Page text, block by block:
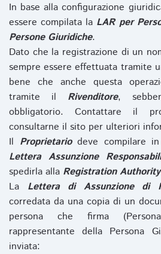
In base alla configurazione
essere compilata la LAR per
Persone Giuridiche.
Dato che la registrazione di un
sempre essere effettuata tramite
bene che anche questa
tramite il Rivenditore,
obbligatorio. Contattare il
consultarne il sito per ulteriori
Il Proprietariodeve compilare
Lettera Assunzione
spedirla alla Registration Authority
La Lettera di Assunzione di
corredata da una copia di un
persona che firma
rappresentante della Persona
inviata: